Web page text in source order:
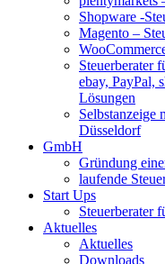
Shopware -
Magento –
Steuerberater
ebay, PayPal,
Lösungen
Selbstanzeige
Düsseldorf
GmbH
Gründung
laufende
Start Ups
Steuerberater
Aktuelles
Aktuelles
Downloads